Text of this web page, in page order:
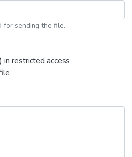
for sending the file.
restricted access